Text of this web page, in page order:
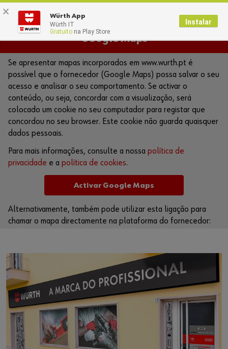
Google Maps
Se apresentar mapas incorporados em www.wurth.pt é
possível que o fornecedor (Google Maps) possa salvar o seu
acesso e analisar o seu comportamento. Se activar o
conteúdo, ou seja, concordar com a visualização, será
colocado um cookie no seu computador para registar que
concordou no seu browser. Este cookie não guarda quaisquer
dados pessoais.
Para mais informações, consulte a nossa política de
privacidade e a política de cookies.
Activar Google Maps
Alternativamente, também pode utilizar esta ligação para
chamar o mapa directamente na plataforma do fornecedor:
× Würth App
Würth IT
Gratuito na Play Store
Instalar